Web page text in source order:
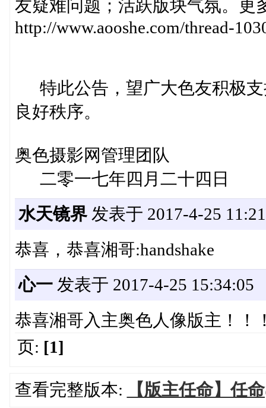
友疑难问题；活跃版块气氛。更
http://www.aooshe.com/thread-
特此公告，望广大色友积极支
良好
奥色摄影网管理团队
二零一七年四月二十四日
水天镜界发表于 2017-4-25
恭喜，恭喜湘哥:handshake
心一发表于 2017-4-25 15:34:05
恭喜湘哥入主奥色人像版主！！
页: [1]
查看完整版本: 【版主任命】任